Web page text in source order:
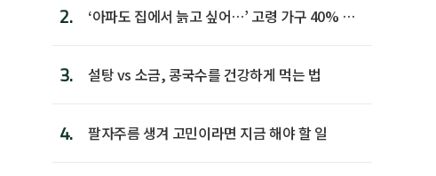
2.
‘아파도 집에서 늙고 싶어…’ 고령 가구 40% 노
3. 설탕 vs 소금, 콩국수를 건강하게 먹는 법
4. 팔자주름 생겨 고민이라면 지금 해야 할 일